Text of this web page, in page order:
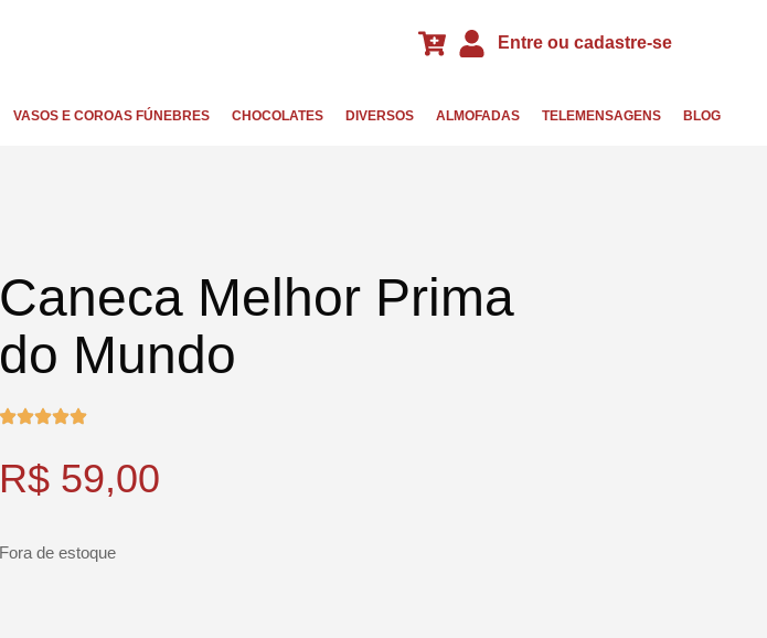
Entre ou cadastre-se
VASOS E COROAS FÚNEBRES CHOCOLATES DIVERSOS ALMOFADAS TELEMENSAGENS BLOG
Caneca Melhor Prima
do Mundo
R$ 59,00
Fora de estoque